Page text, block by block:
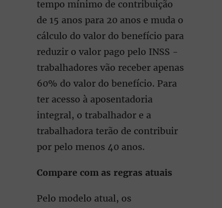
tempo mínimo de contribuição
de 15 anos para 20 anos e muda o
cálculo do valor do benefício para
reduzir o valor pago pelo INSS -
trabalhadores vão receber apenas
60% do valor do benefício. Para
ter acesso à aposentadoria
integral, o trabalhador e a
trabalhadora terão de contribuir
por pelo menos 40 anos.
Compare com as regras atuais
Pelo modelo atual, os